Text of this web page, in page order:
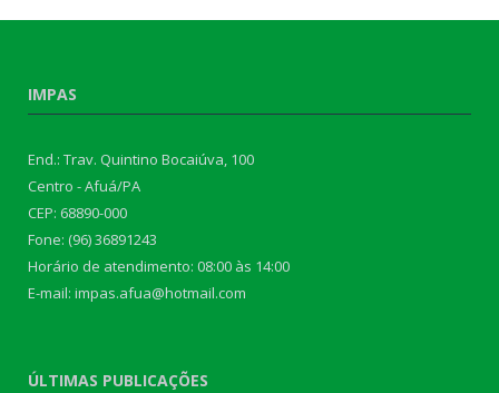
IMPAS
End.: Trav. Quintino Bocaiúva, 100
Centro - Afuá/PA
CEP: 68890-000
Fone: (96) 36891243
Horário de atendimento: 08:00 às 14:00
E-mail: impas.afua@hotmail.com
ÚLTIMAS PUBLICAÇÕES